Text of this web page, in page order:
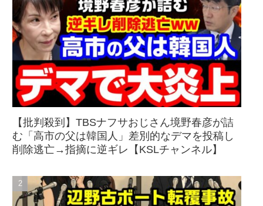
【批判殺到】TBSナフサおじさん境野春彦が詰
む「高市の父は韓国人」差別的なデマを投稿し
削除逃亡→指摘に逆ギレ【KSLチャンネル】